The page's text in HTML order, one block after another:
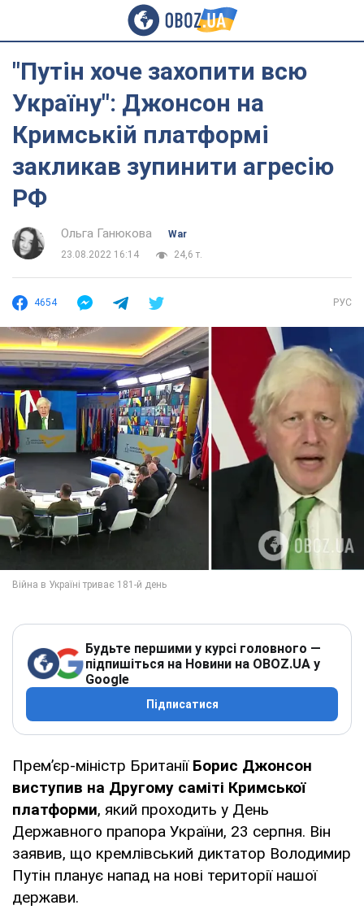
"Путін хоче захопити всю
Україну": Джонсон на
Кримській платформі
закликав зупинити агресію
РФ
Ольга Ганюкова
War
23.08.2022 16:14
24,6 т.
4654 РУС
Будьте першими у курсі головного —
підпишіться на Новини на OBOZ.UA у
Google
Підписатися
Прем’єр-міністр Британії Борис Джонсон
виступив на Другому саміті Кримської
платформи, який проходить у День
Державного прапора України, 23 серпня. Він
заявив, що кремлівський диктатор Володимир
Путін планує напад на нові території нашої
держави.